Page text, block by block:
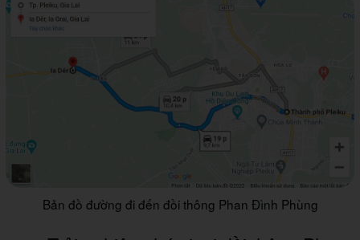
Bản đồ đường đi đến đồi thông Phan Đình Phùng